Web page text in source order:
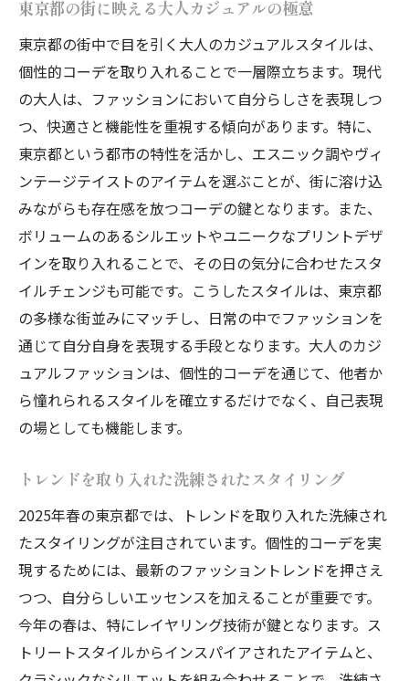
個性的なアイテム使いの極意
オフィスとプライベートを両立するコーデ
東京都ならではのスタイリングアイデア
流行に流されない自分らしさの発見
東京都で大人の自分らしさを表現する個性的コ
ーデ
個性を引き出す自分だけのスタイリング法
東京都の多様な文化を反映したファッショ
ン
一歩先行くトレンドセッターの心得
ファッションで伝える自分のストーリー
クリエイティブなコーディネートの楽しみ
方
日常に溶け込む非凡なコーデの実現
を散策
東京都の名所に似合う爽やかスタイル
季節を先取りするトレンドカラーの選び方
色彩豊かなアイテムで差をつける方法
春風を感じるレイヤードテクニック
東京都の風景と調和する服装選び
東京都の街に映える大人カジュアルの極意
東京都の街中で目を引く大人のカジュアルスタイルは、
個性的コーデを取り入れることで一層際立ちます。現代
の大人は、ファッションにおいて自分らしさを表現しつ
つ、快適さと機能性を重視する傾向があります。特に、
東京都という都市の特性を活かし、エスニック調やヴィ
ンテージテイストのアイテムを選ぶことが、街に溶け込
みながらも存在感を放つコーデの鍵となります。また、
ボリュームのあるシルエットやユニークなプリントデザ
インを取り入れることで、その日の気分に合わせたスタ
イルチェンジも可能です。こうしたスタイルは、東京都
の多様な街並みにマッチし、日常の中でファッションを
通じて自分自身を表現する手段となります。大人のカジ
ュアルファッションは、個性的コーデを通じて、他者か
ら憧れられるスタイルを確立するだけでなく、自己表現
の場としても機能します。
トレンドを取り入れた洗練されたスタイリング
2025年春の東京都では、トレンドを取り入れた洗練され
たスタイリングが注目されています。個性的コーデを実
現するためには、最新のファッショントレンドを押さえ
つつ、自分らしいエッセンスを加えることが重要です。
今年の春は、特にレイヤリング技術が鍵となります。ス
トリートスタイルからインスパイアされたアイテムと、